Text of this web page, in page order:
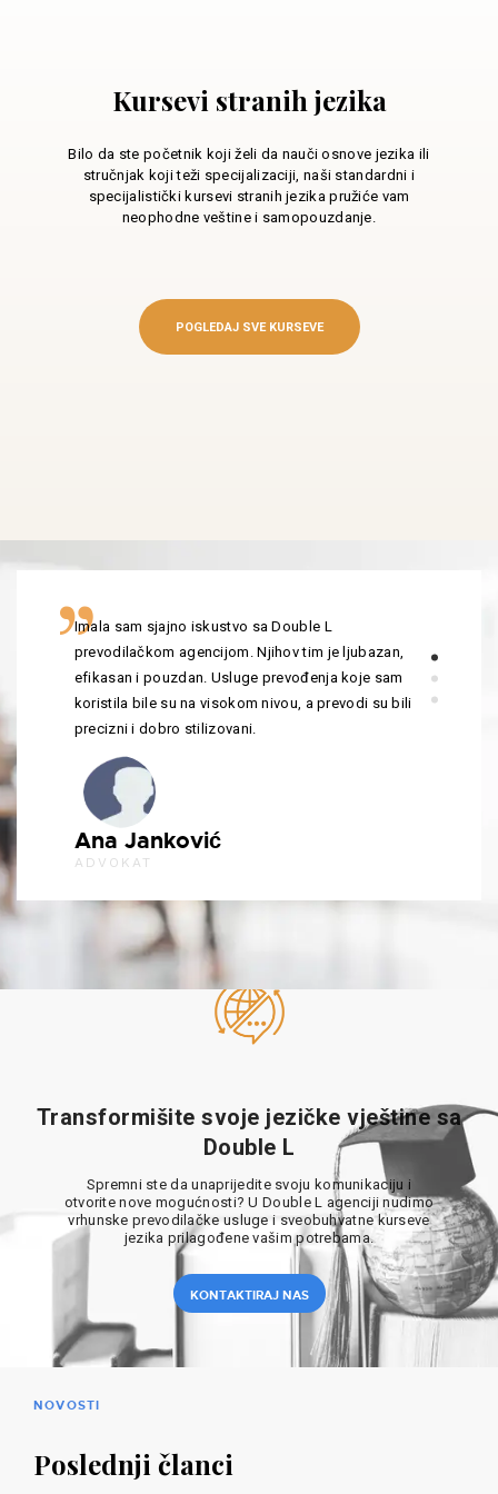
Kursevi stranih jezika
Bilo da ste početnik koji želi da nauči osnove jezika ili
stručnjak koji teži specijalizaciji, naši standardni i
specijalistički kursevi stranih jezika pružiće vam
neophodne veštine i samopouzdanje.
POGLEDAJ SVE KURSEVE
Imala sam sjajno iskustvo sa Double L
prevodilačkom agencijom. Njihov tim je ljubazan,
efikasan i pouzdan. Usluge prevođenja koje sam
koristila bile su na visokom nivou, a prevodi su bili
precizni i dobro stilizovani.
Ana Janković
ADVOKAT
Transformišite svoje jezičke vještine sa
Double L
Spremni ste da unaprijedite svoju komunikaciju i
otvorite nove mogućnosti? U Double L agenciji nudimo
vrhunske prevodilačke usluge i sveobuhvatne kurseve
jezika prilagođene vašim potrebama.
KONTAKTIRAJ NAS
NOVOSTI
Poslednji članci